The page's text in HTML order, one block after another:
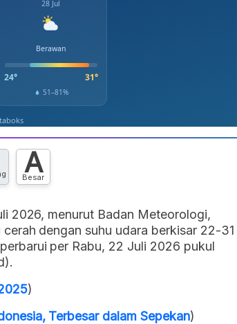
A
Besar
2026, menurut Badan Meteorologi,
dengan suhu udara berkisar 22-31
per Rabu, 22 Juli 2026 pukul
)
Terbesar dalam Sepekan)